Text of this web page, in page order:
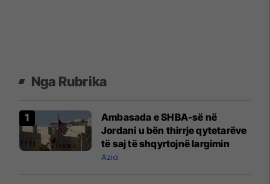
Nga Rubrika
Ambasada e SHBA-së në
Jordani u bën thirrje qytetarëve
të saj të shqyrtojnë largimin
Azia